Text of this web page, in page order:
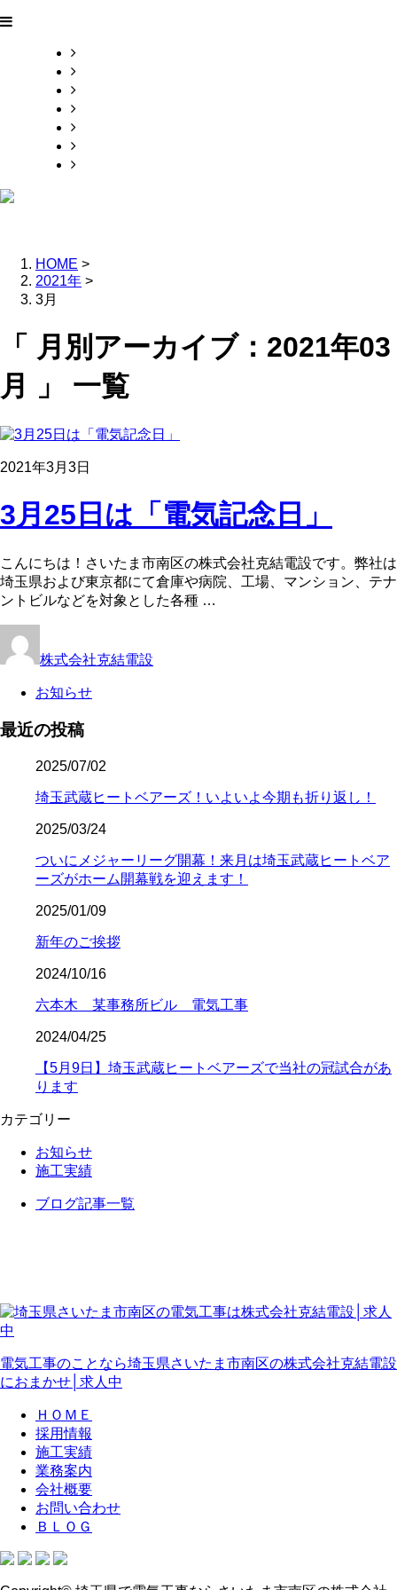
HOME >
2021年 >
3月
「 月別アーカイブ：2021年03
月 」 一覧
2021年3月3日
3月25日は「電気記念日」
こんにちは！さいたま市南区の株式会社克結電設です。弊社は
埼玉県および東京都にて倉庫や病院、工場、マンション、テナ
ントビルなどを対象とした各種 …
株式会社克結電設
お知らせ
最近の投稿
2025/07/02
埼玉武蔵ヒートベアーズ！いよいよ今期も折り返し！
2025/03/24
ついにメジャーリーグ開幕！来月は埼玉武蔵ヒートベア
ーズがホーム開幕戦を迎えます！
2025/01/09
新年のご挨拶
2024/10/16
六本木 某事務所ビル 電気工事
2024/04/25
【5月9日】埼玉武蔵ヒートベアーズで当社の冠試合があ
ります
カテゴリー
お知らせ
施工実績
ブログ記事一覧
電気工事のことなら埼玉県さいたま市南区の株式会社克結電設
におまかせ│求人中
ＨＯＭＥ
採用情報
施工実績
業務案内
会社概要
お問い合わせ
ＢＬＯＧ